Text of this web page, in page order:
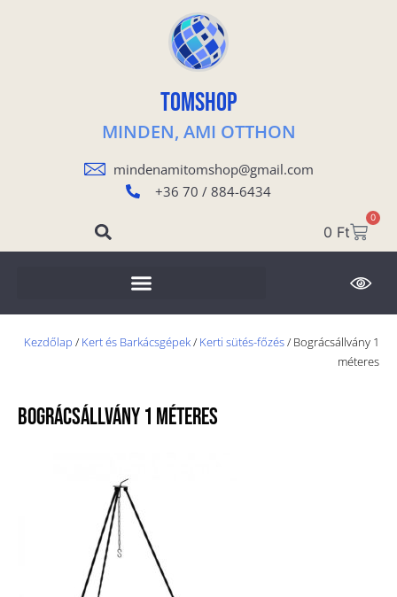
TOMSHOP
MINDEN, AMI OTTHON
mindenamitomshop@gmail.com
+36 70 / 884-6434
0 Ft
0
Kezdőlap / Kert és Barkácsgépek/ Kerti sütés-főzés/ Bográcsállvány 1
méteres
Bográcsállvány 1 Méteres